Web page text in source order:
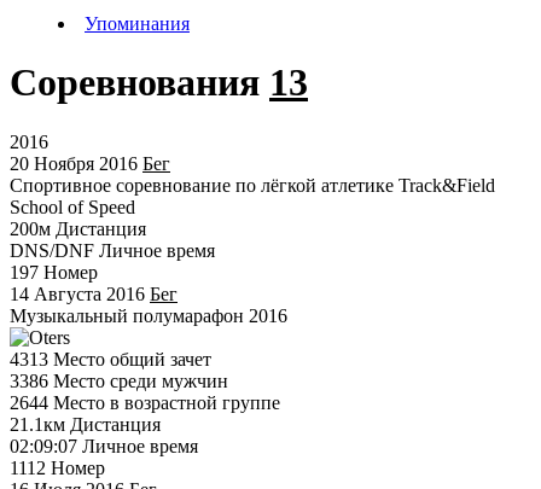
Упоминания
Соревнования 13
2016
20 Ноября 2016 Бег
Спортивное соревнование по лёгкой атлетике Track&Field
School of Speed
200м Дистанция
DNS/DNF Личное время
197 Номер
14 Августа 2016 Бег
Музыкальный полумарафон 2016
4313 Место общий зачет
3386 Место среди мужчин
2644 Место в возрастной группе
21.1км Дистанция
02:09:07 Личное время
1112 Номер